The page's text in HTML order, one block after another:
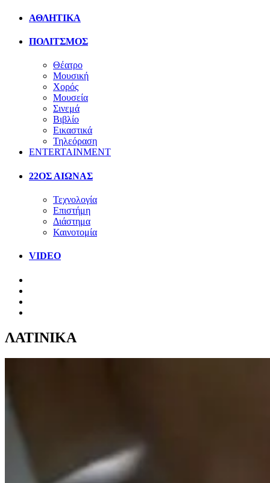
ΑΘΛΗΤΙΚΑ
ΠΟΛΙΤΣΜΟΣ
Θέατρο
Μουσική
Χορός
Μουσεία
Σινεμά
Βιβλίο
Εικαστικά
Τηλεόραση
ENTERTAINMENT
22ΟΣ ΑΙΩΝΑΣ
Τεχνολογία
Επιστήμη
Διάστημα
Καινοτομία
VIDEO
ΛΑΤΙΝΙΚΑ